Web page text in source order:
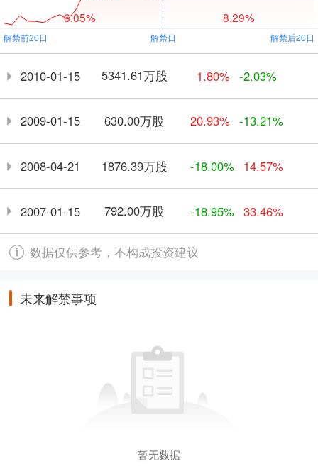
6.05% 8.29%
2010-01-15 5341.61万股 1.80% -2.03%
2009-01-15 630.00万股 20.93% -13.21%
2008-04-21 1876.39万股 -18.00% 14.57%
2007-01-15 792.00万股 -18.95% 33.46%
数据仅供参考，不构成投资建议
未来解禁事项
暂无数据